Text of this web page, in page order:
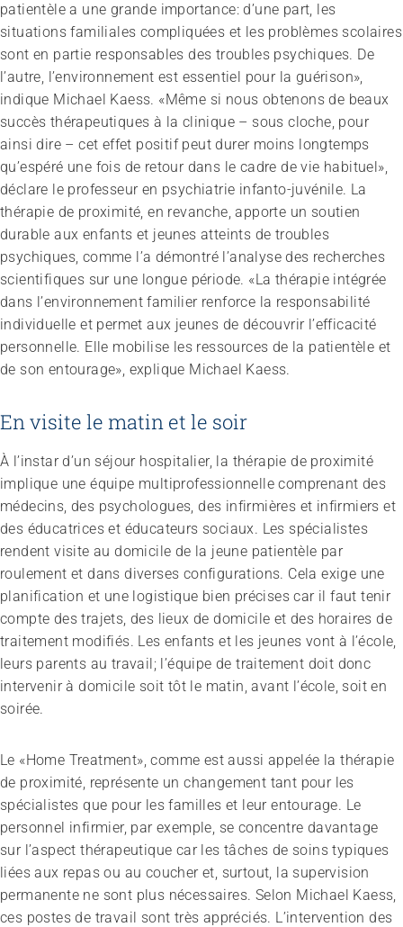
Congrès
Sans limites!? – Questionner, repousser et dépasser
les limites
patientèle a une grande importance: d’une part, les
situations familiales compliquées et les problèmes scolaires
sont en partie responsables des troubles psychiques. De
l’autre, l’environnement est essentiel pour la guérison»,
indique Michael Kaess. «Même si nous obtenons de beaux
succès thérapeutiques à la clinique – sous cloche, pour
ainsi dire – cet effet positif peut durer moins longtemps
qu’espéré une fois de retour dans le cadre de vie habituel»,
déclare le professeur en psychiatrie infanto-juvénile. La
thérapie de proximité, en revanche, apporte un soutien
durable aux enfants et jeunes atteints de troubles
psychiques, comme l’a démontré l’analyse des recherches
scientifiques sur une longue période. «La thérapie intégrée
dans l’environnement familier renforce la responsabilité
individuelle et permet aux jeunes de découvrir l’efficacité
personnelle. Elle mobilise les ressources de la patientèle et
de son entourage», explique Michael Kaess.
En visite le matin et le soir
À l’instar d’un séjour hospitalier, la thérapie de proximité
implique une équipe multiprofessionnelle comprenant des
médecins, des psychologues, des infirmières et infirmiers et
des éducatrices et éducateurs sociaux. Les spécialistes
rendent visite au domicile de la jeune patientèle par
roulement et dans diverses configurations. Cela exige une
planification et une logistique bien précises car il faut tenir
compte des trajets, des lieux de domicile et des horaires de
traitement modifiés. Les enfants et les jeunes vont à l’école,
leurs parents au travail; l’équipe de traitement doit donc
intervenir à domicile soit tôt le matin, avant l’école, soit en
soirée.
Le «Home Treatment», comme est aussi appelée la thérapie
de proximité, représente un changement tant pour les
spécialistes que pour les familles et leur entourage. Le
personnel infirmier, par exemple, se concentre davantage
sur l’aspect thérapeutique car les tâches de soins typiques
liées aux repas ou au coucher et, surtout, la supervision
permanente ne sont plus nécessaires. Selon Michael Kaess,
ces postes de travail sont très appréciés. L’intervention des